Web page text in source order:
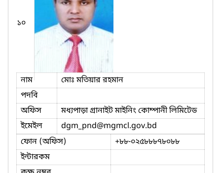
১০
নাম
মোঃ মতিয়ার রহমান
পদবি
অফিস
মধ্যপাড়া গ্রানাইট মাইনিং কোম্পানী লিমিটেড
ইমেইল
dgm_pnd@mgmcl.gov.bd
ফোন (অফিস)
+৮৮-০২৫৮৮৮৭৮০৮৮
ইন্টারকম